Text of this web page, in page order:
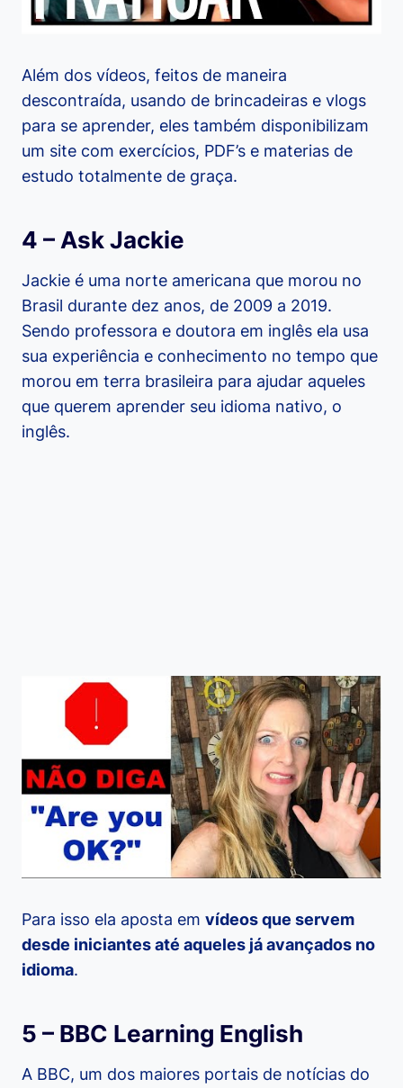
Além dos vídeos, feitos de maneira
descontraída, usando de brincadeiras e vlogs
para se aprender, eles também disponibilizam
um site com exercícios, PDF’s e materias de
estudo totalmente de graça.
4 – Ask Jackie
Jackie é uma norte americana que morou no
Brasil durante dez anos, de 2009 a 2019.
Sendo professora e doutora em inglês ela usa
sua experiência e conhecimento no tempo que
morou em terra brasileira para ajudar aqueles
que querem aprender seu idioma nativo, o
inglês.
Para isso ela aposta em vídeos que servem
desde iniciantes até aqueles já avançados no
idioma.
5 – BBC Learning English
A BBC, um dos maiores portais de notícias do